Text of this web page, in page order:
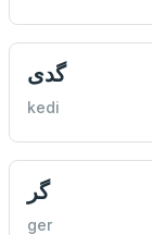
گدی
kedi
گر
ger